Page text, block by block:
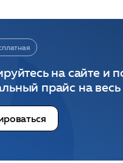
на сайте и
прайс на весь